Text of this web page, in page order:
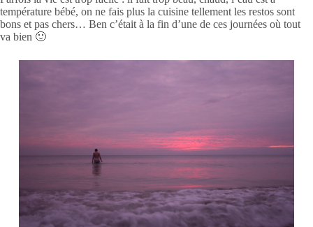
température bébé, on ne fais plus la cuisine tellement les restos sont
bons et pas chers… Ben c’était à la fin d’une de ces journées où tout
va bien 🙂